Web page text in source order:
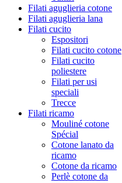
Filati aguglieria cotone
Filati aguglieria lana
Filati cucito
Espositori
Filati cucito cotone
Filati cucito
poliestere
Filati per usi
speciali
Trecce
Filati ricamo
Mouliné cotone
Spécial
Cotone lanato da
ricamo
Cotone da ricamo
Perlè cotone da